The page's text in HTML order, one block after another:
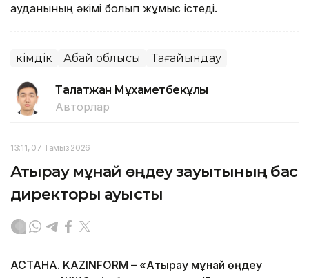
ауданының әкімі болып жұмыс істеді.
Әкімдік Абай облысы Тағайындау
Талғатжан Мұхаметбекұлы
Авторлар
13:11, 07 Тамыз 2026
Атырау мұнай өңдеу зауытының бас
директоры ауысты
АСТАНА. KAZINFORM – «Атырау мұнай өңдеу